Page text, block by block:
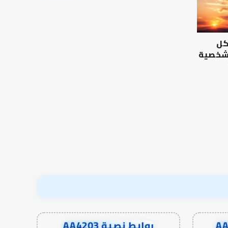
التربوي
والطفولة
المبكرة
..
كيف
شخصية